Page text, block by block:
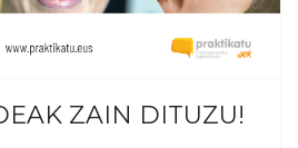
ZAIN DITUZU!